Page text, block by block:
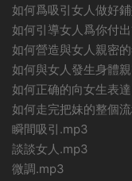
如何爲吸引女人做好
如何引導女人爲你付
如何營造與女人親密
如何與女人發生身體
如何正确的向女生表
如何走完把妹的整個
瞬間吸引.mp3
談談女人.mp3
微調.mp3